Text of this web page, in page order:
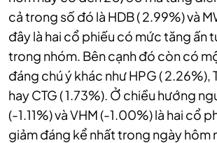
cả trong số đó là HDB ( 2.99%) và
đây là hai cổ phiếu có mức tăng ấn
trong nhóm. Bên cạnh đó còn có
đáng chú ý khác như HPG ( 2.26%),
hay CTG ( 1.73%). Ở chiều hướng
(-1.11%) và VHM (-1.00%) là hai cổ
giảm đáng kể nhất trong ngày hôm